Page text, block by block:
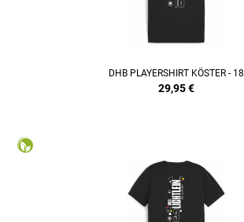
DHB PLAYERSHIRT KÖSTER - 18
29,95€